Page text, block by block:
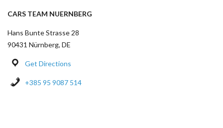
CARS TEAM NUERNBERG
Hans Bunte Strasse 28
90431 Nürnberg, DE
Get Directions
+385 95 9087 514